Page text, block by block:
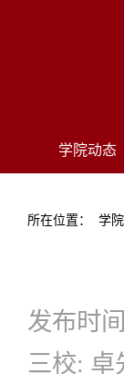
学院动态
所在位置：学
发布时
三校: 卓